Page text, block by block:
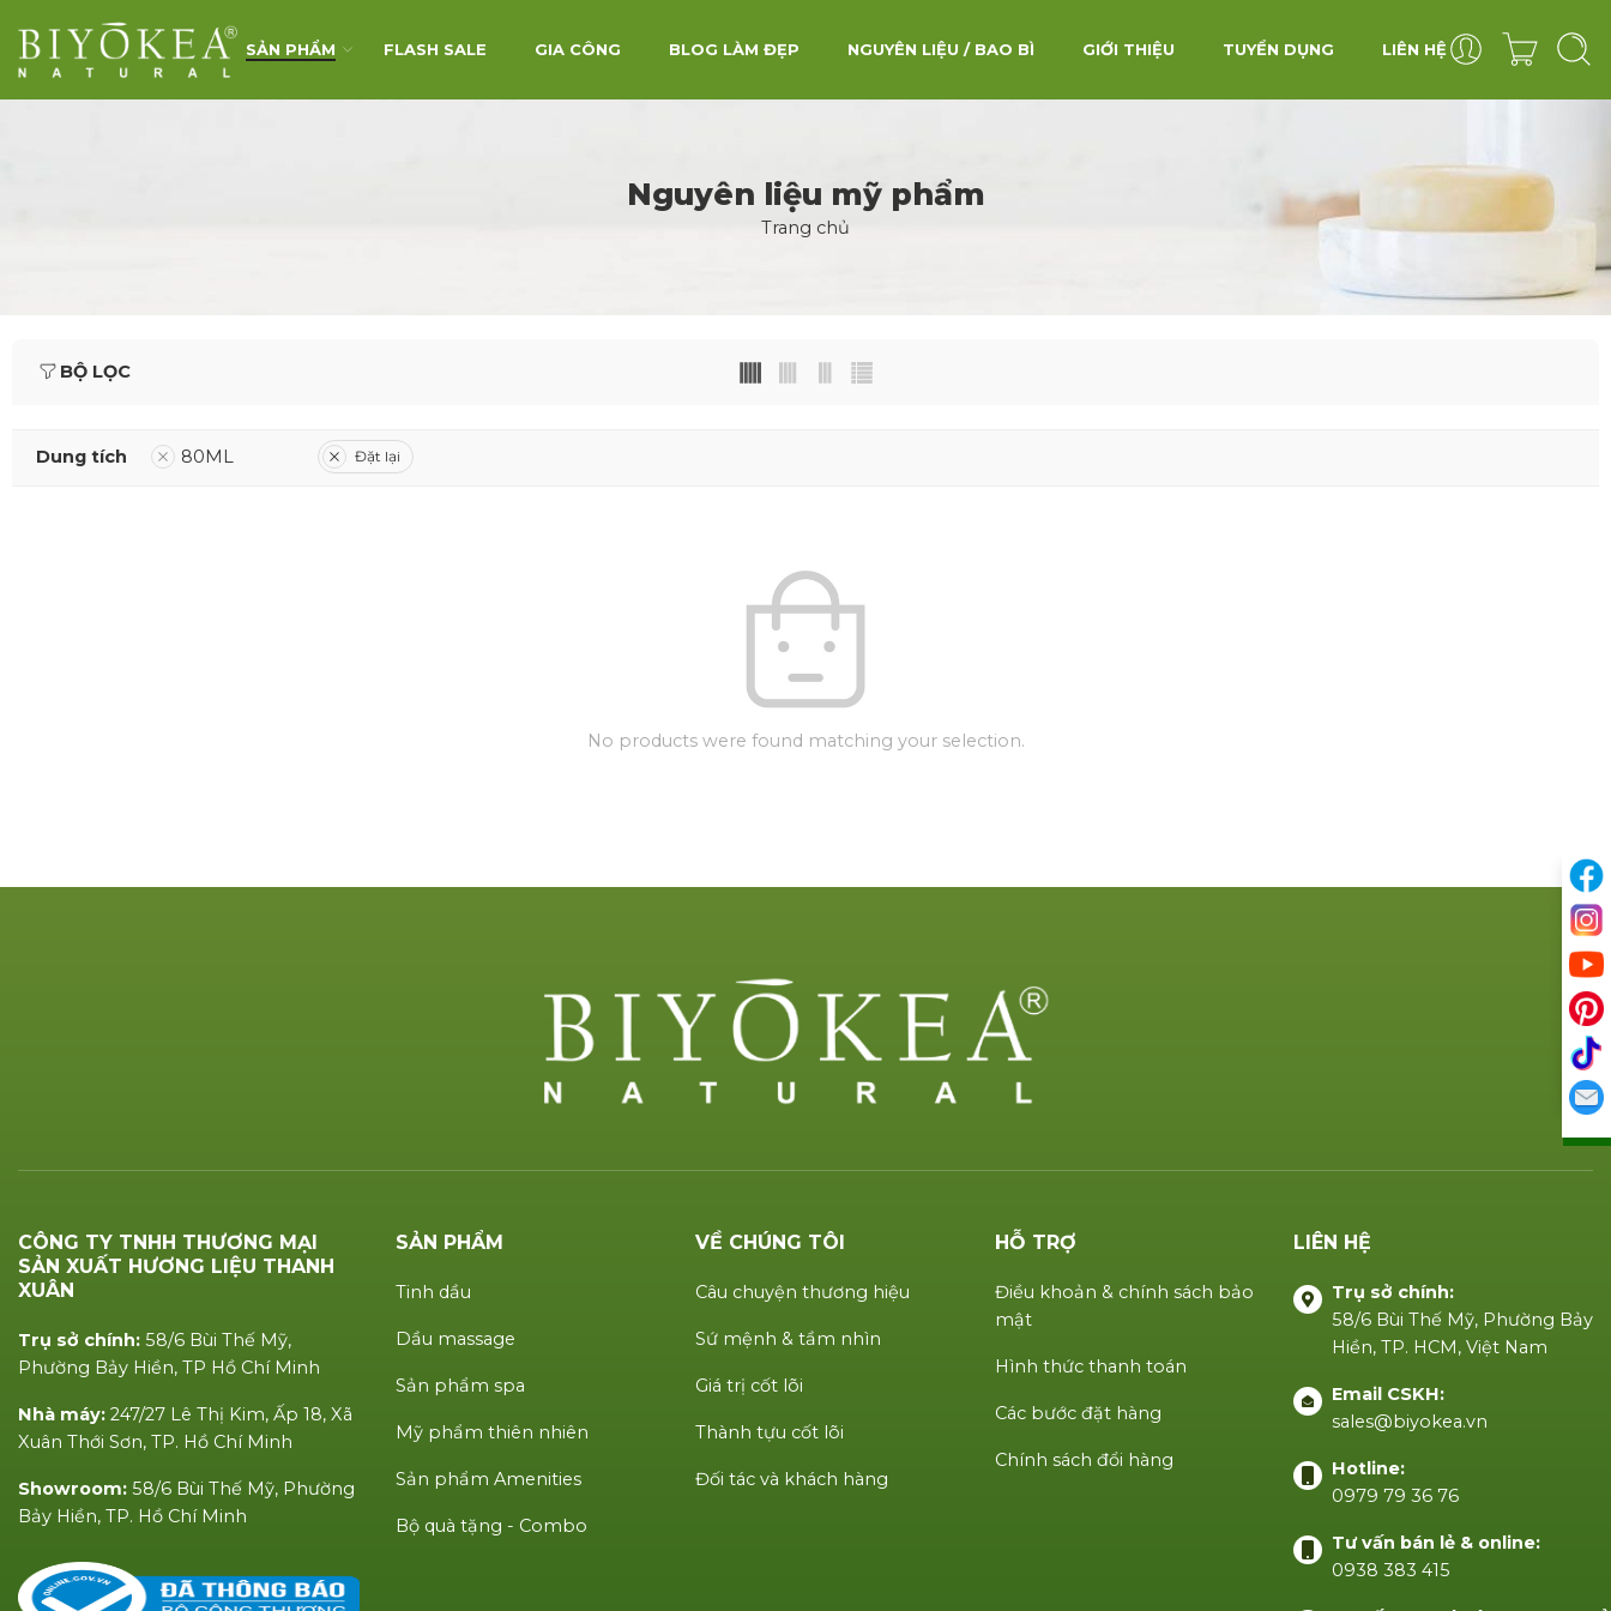
SẢN PHẨM FLASH SALE GIA CÔNG BLOG LÀM ĐẸP NGUYÊN LIỆU / BAO BÌ GIỚI THIỆU TUYỂN DỤNG LIÊN HỆ
Nguyên liệu mỹ phẩm
Trang chủ
BỘ LỌC
Dung tích 80ML Đặt lại
No products were found matching your selection.
CÔNG TY TNHH THƯƠNG MẠI
SẢN XUẤT HƯƠNG LIỆU THANH
XUÂN
Trụ sở chính: 58/6 Bùi Thế Mỹ,
Phường Bảy Hiền, TP Hồ Chí Minh
Nhà máy: 247/27 Lê Thị Kim, Ấp 18, Xã
Xuân Thới Sơn, TP. Hồ Chí Minh
Showroom: 58/6 Bùi Thế Mỹ, Phường
Bảy Hiền, TP. Hồ Chí Minh
SẢN PHẨM
Tinh dầu
Dầu massage
Sản phẩm spa
Mỹ phẩm thiên nhiên
Sản phẩm Amenities
Bộ quà tặng - Combo
VỀ CHÚNG TÔI
Câu chuyện thương hiệu
Sứ mệnh & tầm nhìn
Giá trị cốt lõi
Thành tựu cốt lõi
Đối tác và khách hàng
HỖ TRỢ
Điều khoản & chính sách bảo
mật
Hình thức thanh toán
Các bước đặt hàng
Chính sách đổi hàng
LIÊN HỆ
Trụ sở chính:
58/6 Bùi Thế Mỹ, Phường Bảy
Hiền, TP. HCM, Việt Nam
Email CSKH:
sales@biyokea.vn
Hotline:
0979 79 36 76
Tư vấn bán lẻ & online:
0938 383 415